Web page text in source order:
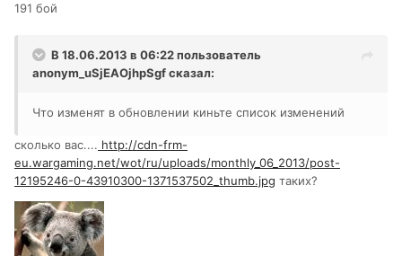
191 бой
В 18.06.2013 в 06:22 пользователь
anonym_uSjEAOjhpSgfсказал:
Что изменят в обновлении киньте список изменений
сколько вас.... http://cdn-frm-
eu.wargaming.net/wot/ru/uploads/monthly_06_2013/post-
12195246-0-43910300-1371537502_thumb.jpg таких?